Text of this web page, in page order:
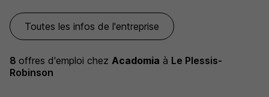
Toutes les infos de l'entreprise
8 offres d'emploi chez Acadomia à Le Plessis-
Robinson